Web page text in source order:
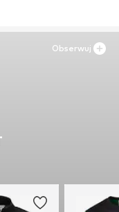
Obserwuj